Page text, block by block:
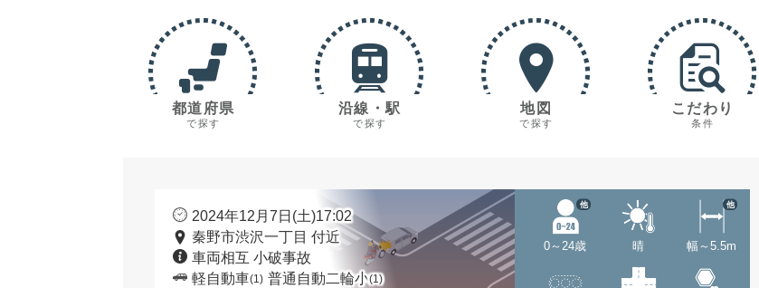
都道府県
で探す
沿線・駅
で探す
地図
で探す
こだわり
条件
2024年12月7日(土)17:02
秦野市渋沢一丁目 付近
車両相互 小破事故
軽自動車(1) 普通自動二輪小(1)
0～24歳
他
晴 幅～5.5m
他